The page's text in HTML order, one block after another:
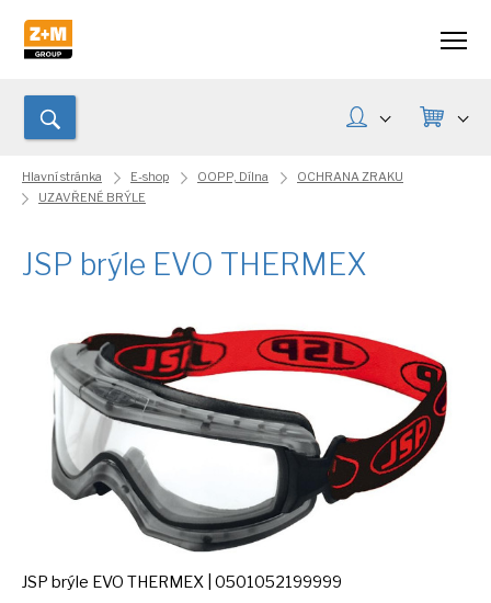
Hlavní stránka E-shop OOPP, Dílna
OCHRANA ZRAKU
UZAVŘENÉ BRÝLE
JSP brýle EVO THERMEX
JSP brýle EVO THERMEX | 0501052199999